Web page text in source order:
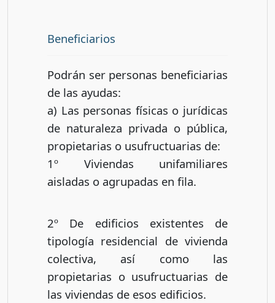
Beneficiarios
Podrán ser personas beneficiarias
de las ayudas:
a) Las personas físicas o jurídicas
de naturaleza privada o pública,
propietarias o usufructuarias de:
1º Viviendas unifamiliares
aisladas o agrupadas en fila.
2º De edificios existentes de
tipología residencial de vivienda
colectiva, así como las
propietarias o usufructuarias de
las viviendas de esos edificios.